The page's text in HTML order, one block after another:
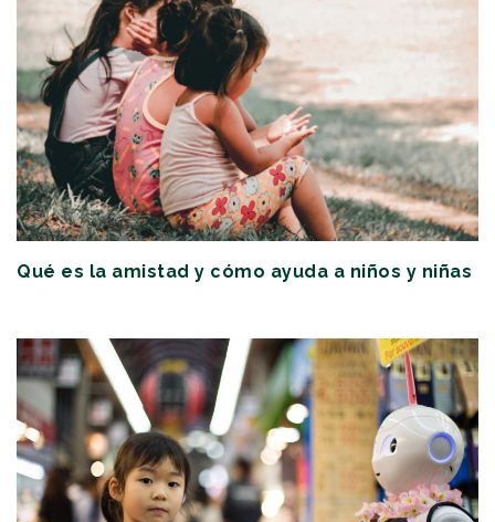
Qué es la amistad y cómo ayuda a niños y niñas